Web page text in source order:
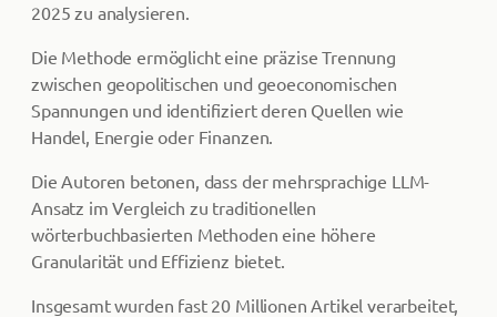
2025 zu analysieren.
Die Methode ermöglicht eine präzise Trennung
zwischen geopolitischen und geoeconomischen
Spannungen und identifiziert deren Quellen wie
Handel, Energie oder Finanzen.
Die Autoren betonen, dass der mehrsprachige LLM-
Ansatz im Vergleich zu traditionellen
wörterbuchbasierten Methoden eine höhere
Granularität und Effizienz bietet.
Insgesamt wurden fast 20 Millionen Artikel verarbeitet,